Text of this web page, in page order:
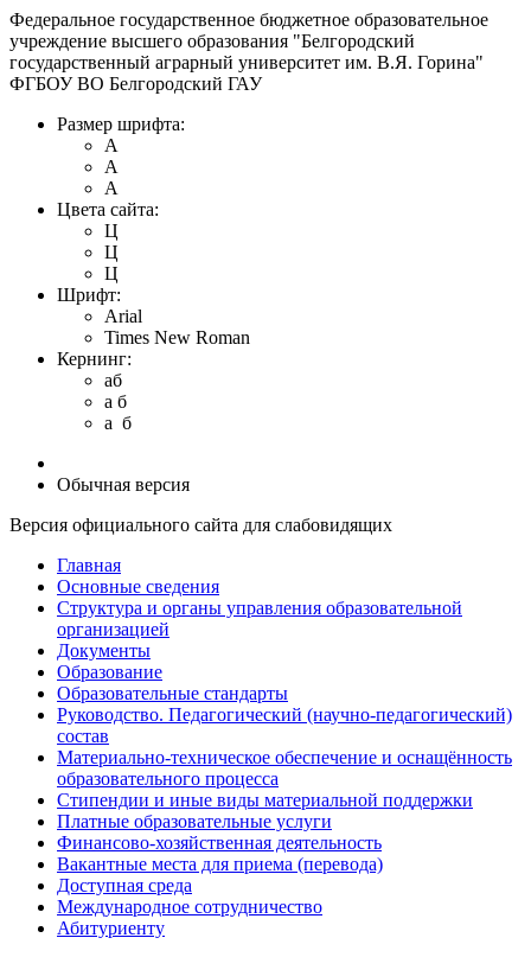
Федеральное государственное бюджетное образовательное
учреждение высшего образования "Белгородский
государственный аграрный университет им. В.Я. Горина"
ФГБОУ ВО Белгородский ГАУ
Размер шрифта:
A
A
A
Цвета сайта:
Ц
Ц
Ц
Шрифт:
Arial
Times New Roman
Кернинг:
aб
a б
a б
Обычная версия
Версия официального сайта для слабовидящих
Главная
Основные сведения
Структура и органы управления образовательной
организацией
Документы
Образование
Образовательные стандарты
Руководство. Педагогический (научно-педагогический)
состав
Материально-техническое обеспечение и оснащённость
образовательного процесса
Стипендии и иные виды материальной поддержки
Платные образовательные услуги
Финансово-хозяйственная деятельность
Вакантные места для приема (перевода)
Доступная среда
Международное сотрудничество
Абитуриенту